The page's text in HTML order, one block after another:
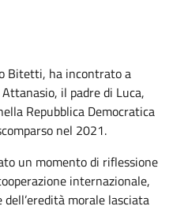
Bitetti, ha incontrato a
il padre di Luca,
Repubblica Democratica
nel 2021.
un momento di riflessione
internazionale,
morale lasciata